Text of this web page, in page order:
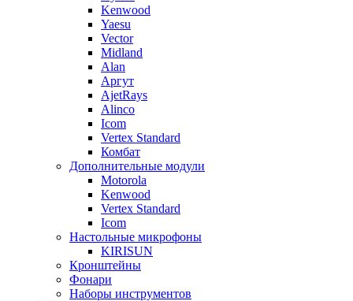
Kenwood
Yaesu
Vector
Midland
Alan
Аргут
AjetRays
Alinco
Icom
Vertex Standard
Комбат
Дополнительные модули
Motorola
Kenwood
Vertex Standard
Icom
Настольные микрофоны
KIRISUN
Кронштейны
Фонари
Наборы инструментов